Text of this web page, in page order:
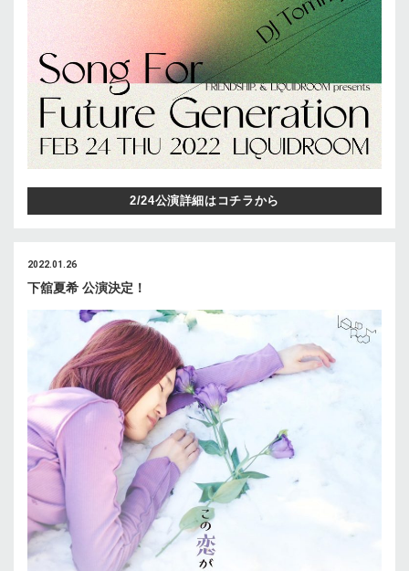
2/24公演詳細はコチラから
2022.01.26
下舘夏希 公演決定！